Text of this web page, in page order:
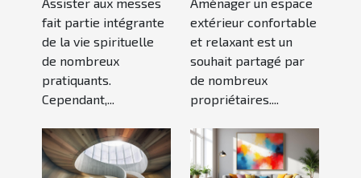
des pratiquants
?
fait partie intégrante
de la vie spirituelle
de nombreux
pratiquants.
Cependant,...
extérieur ?
extérieur confortable
et relaxant est un
souhait partagé par
de nombreux
propriétaires....